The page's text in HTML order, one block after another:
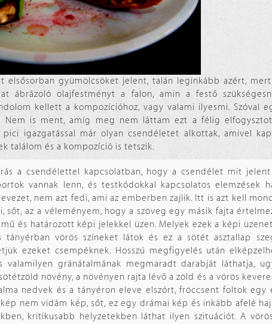
elsősorban gyümölcsöket jelent, talán leginkább azért,
ábrázoló olajfestményt a falon, amin a festő
kellett a kompozícióhoz, vagy valami ilyesmi. Szóval
Nem is ment, amíg meg nem láttam ezt a félig
igazgatással már olyan csendéletet alkottak, amivel
találom és a kompozíció is tetszik.
a csendélettel kapcsolatban, hogy a csendélet mit
vannak lenn, és testkódokkal kapcsolatos elemzések
nem azt fedi, ami az emberben zajlik. Itt is azt kell
sőt, az a véleményem, hogy a szöveg egy másik fajta
és határozott képi jelekkel üzen. Melyek ezek a képi
tányérban vörös színeket látok és ez a sötét asztallap
ezeket csempéknek. Hosszú megfigyelés után
valamilyen gránátalmának megmaradt darabját láthatja,
növény, a növényen rajta lévő a zöld és a vörös
nedvek és a tányéron eleve elszórt, fröccsent foltok egy
nem vidám kép, sőt, ez egy drámai kép és inkább afelé
kritikusabb helyzetekben láthat ilyen szituációt. A